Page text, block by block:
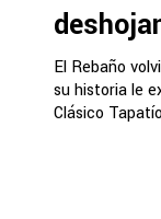
El Rebaño
su historia le
Clásico